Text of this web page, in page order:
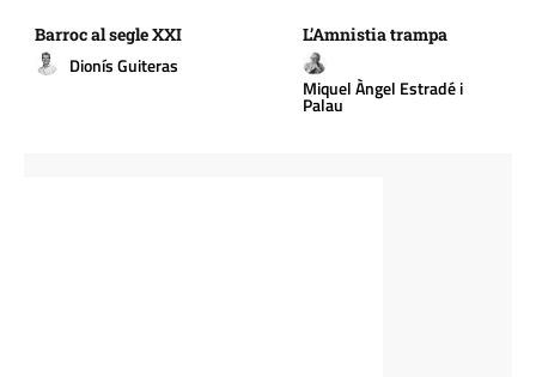
Barroc al segle XXI
Dionís Guiteras
L’Amnistia trampa
Miquel Àngel Estradé i
Palau